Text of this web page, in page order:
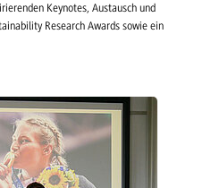
Keynotes, Austausch und
Research Awards sowie ein